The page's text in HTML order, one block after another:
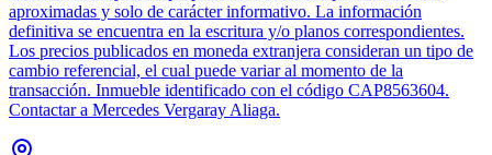
aproximadas y solo de carácter informativo. La información
definitiva se encuentra en la escritura y/o planos correspondientes.
Los precios publicados en moneda extranjera consideran un tipo de
cambio referencial, el cual puede variar al momento de la
transacción. Inmueble identificado con el código CAP8563604.
Contactar a Mercedes Vergaray Aliaga.